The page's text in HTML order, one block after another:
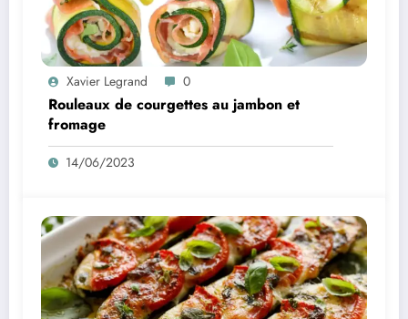
Xavier Legrand 0
Rouleaux de courgettes au jambon et
fromage
14/06/2023